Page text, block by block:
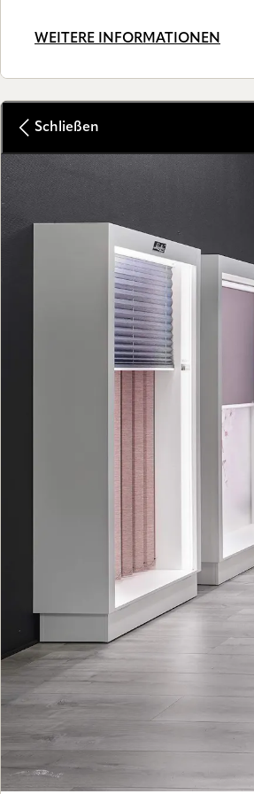
WEITERE INFORMATIONEN
Schließen